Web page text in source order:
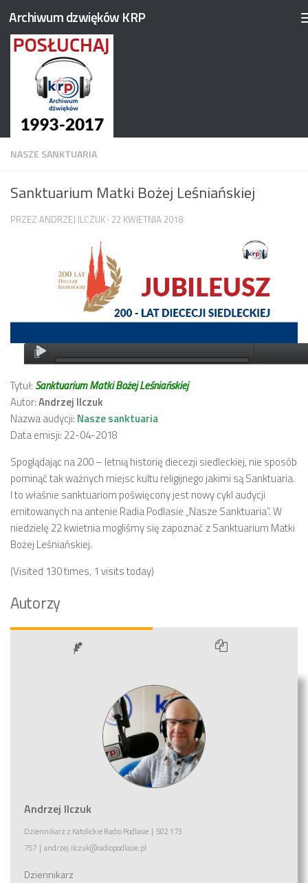
Przejdź do treści
Archiwum dzwięków KRP
NASZE SANKTUARIA
Sanktuarium Matki Bożej Leśniańskiej
PRZEZ ANDRZEJ ILCZUK · 22 KWIETNIA 2018
Tytuł: Sanktuarium Matki Bożej Leśniańskiej
Autor:Andrzej Ilczuk
Nazwa audycji: Nasze sanktuaria
Data emisji: 22-04-2018
Spoglądając na 200 – letnią historię diecezji siedleckiej, nie sposób
pominąć tak ważnych miejsc kultu religijnego jakimi są Sanktuaria.
I to właśnie sanktuariom poświęcony jest nowy cykl audycji
emitowanych na antenie Radia Podlasie „Nasze Sanktuaria”. W
niedzielę 22 kwietnia mogliśmy się zapoznać z Sanktuarium Matki
Bożej Leśniańskiej.
(Visited 130 times, 1 visits today)
Autorzy
Andrzej Ilczuk
Dziennikarz z Katolickie Radio Podlasie | 502 173
757 | andrzej.ilczuk@radiopodlasie.pl
Dziennikarz